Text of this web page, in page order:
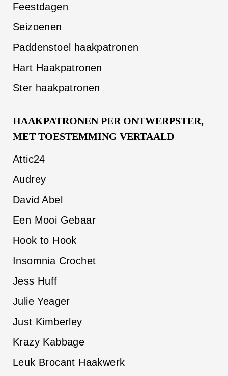
Feestdagen
Seizoenen
Paddenstoel haakpatronen
Hart Haakpatronen
Ster haakpatronen
HAAKPATRONEN PER ONTWERPSTER,
MET TOESTEMMING VERTAALD
Attic24
Audrey
David Abel
Een Mooi Gebaar
Hook to Hook
Insomnia Crochet
Jess Huff
Julie Yeager
Just Kimberley
Krazy Kabbage
Leuk Brocant Haakwerk